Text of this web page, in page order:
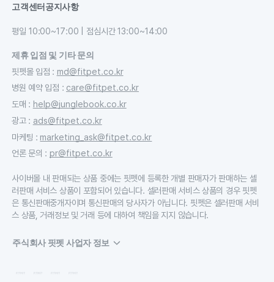
고객센터공지사항
평일 10:00~17:00 | 점심시간 13:00~14:00
제휴 입점 및 기타 문의
핏펫몰 입점 : md@fitpet.co.kr
병원 예약 입점 : care@fitpet.co.kr
도매 : help@junglebook.co.kr
광고: ads@fitpet.co.kr
마케팅 : marketing_ask@fitpet.co.kr
언론 문의 : pr@fitpet.co.kr
사이버몰 내 판매되는 상품 중에는 핏펫에 등록한 개별 판매자가 판매하는 셀
러판매 서비스 상품이 포함되어 있습니다. 셀러판매 서비스 상품의 경우 핏펫
은 통신판매중개자이며 통신판매의 당사자가 아닙니다. 핏펫은 셀러판매 서비
스 상품, 거래정보 및 거래 등에 대하여 책임을 지지 않습니다.
주식회사 핏펫 사업자 정보